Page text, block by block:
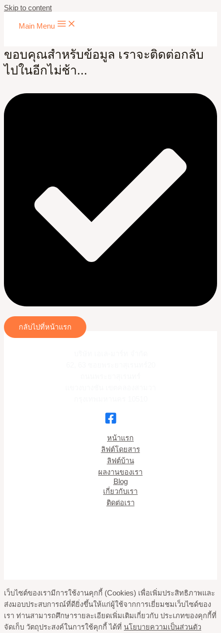
Skip to content
Main Menu
ขอบคุณสำหรับข้อมูล เราจะติดต่อกลับ
ไปในอีกไม่ช้า...
กลับไปที่หน้าแรก
หน้าแรก
ลิฟต์โดยสาร
ลิฟต์บ้าน
ผลงานของเรา
Blog
เกี่ยวกับเรา
ติดต่อเรา
เว็บไซต์ของเรามีการใช้งานคุกกี้ (Cookies) เพื่อเพิ่มประสิทธิภาพและ
ส่งมอบประสบการณ์ที่ดียิ่งขึ้นให้แก่ผู้ใช้จากการเยี่ยมชมเว็บไซด์ของ
เรา ท่านสามารถศึกษารายละเอียดเพิ่มเติมเกี่ยวกับ ประเภทของคุกกี้ที่
จัดเก็บ วัตถุประสงค์ในการใช้คุกกี้ ได้ที่ นโยบายความเป็นส่วนตัว